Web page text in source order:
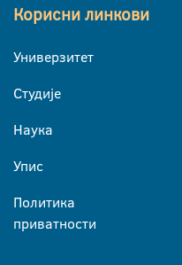
Корисни линкови
Универзитет
Студије
Наука
Упис
Политика
приватности